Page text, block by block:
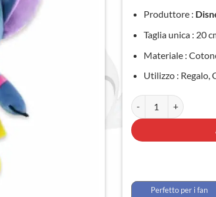
Produttore :
Taglia unica : 20
Materiale :
Utilizzo : Regalo,
Peluche Stitch per
Perfetto per i fan